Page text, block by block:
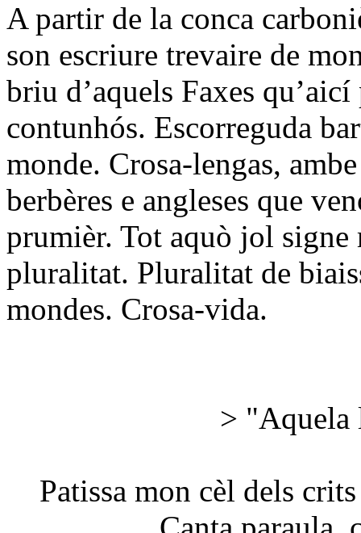
A partir de la conca
son escriure trevaire de
briu d’aquels Faxes
contunhós. Escorreguda
monde. Crosa-lengas,
berbères e angleses que
prumièr. Tot aquò jol signe
pluralitat. Pluralitat de
mondes. Crosa-vida.
> "Aquela
Patissa mon cèl dels